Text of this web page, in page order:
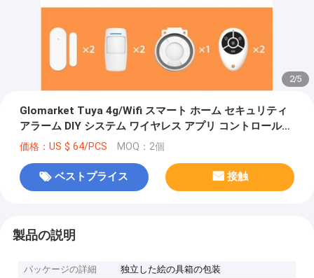
2/5
Glomarket Tuya 4g/Wifi スマート ホーム セキュリティ
アラーム DIY システム ワイヤレス アプリ コントロール
盗難防止 セキュリティ アラーム システム
価格：US $ 64/PCS MOQ：2個
ベストプライス 接触
製品の説明
パッケージの詳細
独立した絵の具箱の包装